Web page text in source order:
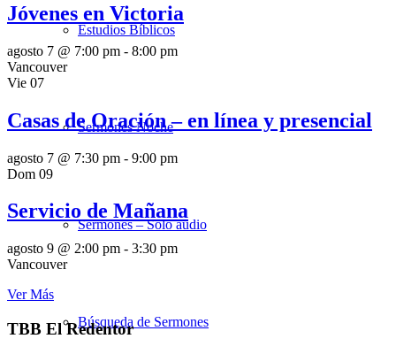
Estudios Bíblicos
Sermones Noche
Sermones – Solo audio
Búsqueda de Sermones
Jóvenes en Victoria
agosto 7 @ 7:00 pm - 8:00 pm
Vancouver
Vie 07
Casas de Oración – en línea y presencial
agosto 7 @ 7:30 pm - 9:00 pm
Dom 09
Servicio de Mañana
agosto 9 @ 2:00 pm - 3:30 pm
Vancouver
Ver Más
TBB El Redentor